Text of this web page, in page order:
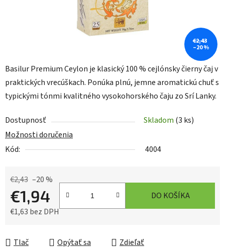
Basilur Premium Ceylon je klasický 100 % cejlónsky čierny čaj v
praktických vrecúškach. Ponúka plnú, jemne aromatickú chuť s
typickými tónmi kvalitného vysokohorského čaju zo Srí Lanky.
Dostupnosť Skladom (3 ks)
Možnosti doručenia
Kód:
4004
€2,43 –20 %
€1,94
€1,63 bez DPH
DO KOŠÍKA
Tlač Opýtať sa Zdieľať
€2,43
–20 %